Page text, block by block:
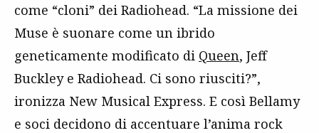
come “cloni” dei Radiohead. “La missione dei
Muse è suonare come un ibrido
geneticamente modificato di Queen, Jeff
Buckley e Radiohead. Ci sono riusciti?”,
ironizza New Musical Express. E così Bellamy
e soci decidono di accentuare l’anima rock